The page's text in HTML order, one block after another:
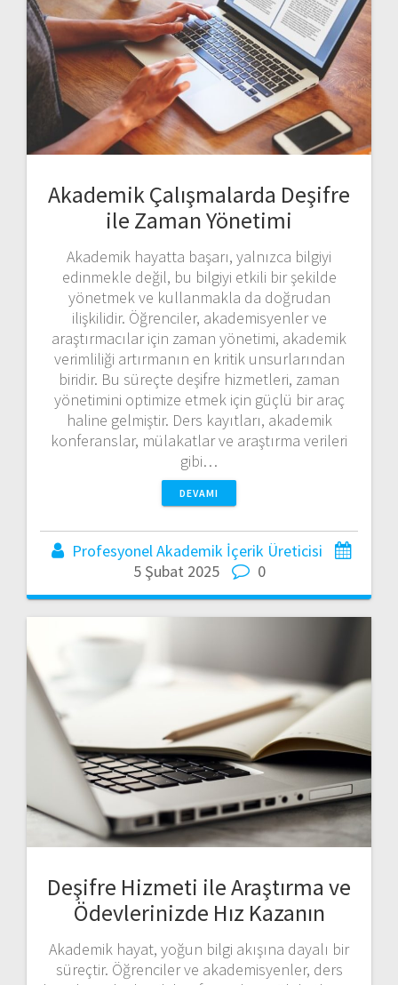
Akademik Çalışmalarda Deşifre
ile Zaman Yönetimi
Akademik hayatta başarı, yalnızca bilgiyi
edinmekle değil, bu bilgiyi etkili bir şekilde
yönetmek ve kullanmakla da doğrudan
ilişkilidir. Öğrenciler, akademisyenler ve
araştırmacılar için zaman yönetimi, akademik
verimliliği artırmanın en kritik unsurlarından
biridir. Bu süreçte deşifre hizmetleri, zaman
yönetimini optimize etmek için güçlü bir araç
haline gelmiştir. Ders kayıtları, akademik
konferanslar, mülakatlar ve araştırma verileri
gibi…
DEVAMI
Profesyonel Akademik İçerik Üreticisi
5 Şubat 2025
0
Deşifre Hizmeti ile Araştırma ve
Ödevlerinizde Hız Kazanın
Akademik hayat, yoğun bilgi akışına dayalı bir
süreçtir. Öğrenciler ve akademisyenler, ders